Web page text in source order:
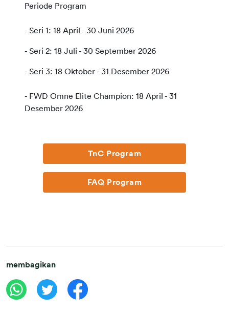
- Seri 1: 18 April - 30 Juni 2026
- Seri 2: 18 Juli - 30 September 2026
- FWD Omne Elite Champion: 18 April - 31
Desember 2026
TnC Program
FAQ Program
membagikan